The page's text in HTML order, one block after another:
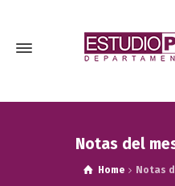
Notas del
Home Notas